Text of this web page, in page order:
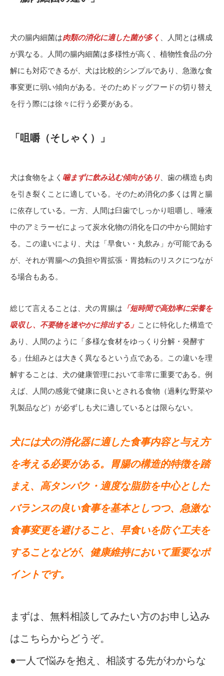
犬の腸内細菌は肉類の消化に適した菌が多く
、人間とは構成
が異なる。人間の腸内細菌は多様性が高く、植物性食品の分
解にも対応できるが、犬は比較的シンプルであり、急激な食
事変更に弱い傾向がある。そのためドッグフードの切り替え
を行う際には徐々に行う必要がある。
「咀嚼（そしゃく）」
犬は食物をよく 噛まずに飲み込む傾向があり 、歯の構造も肉
を引き裂くことに適している。そのため消化の多くは胃と腸
に依存している。一方、人間は臼歯でしっかり咀嚼し、唾液
中のアミラーゼによって炭水化物の消化を口の中から開始す
る。この違いにより、犬は「早食い・丸飲み」が可能である
が、それが胃腸への負担や胃拡張・胃捻転のリスクにつなが
る場合もある。
総じて言えることは、犬の胃腸は 「短時間で高効率に栄養を
吸収し、不要物を速やかに排出する」 ことに特化した構造で
あり、人間のように「多様な食材をゆっくり分解・発酵す
る」仕組みとは大きく異なるという点である。この違いを理
解することは、犬の健康管理において非常に重要である。例
えば、人間の感覚で健康に良いとされる食物（過剰な野菜や
乳製品など）が必ずしも犬に適しているとは限らない。
犬には犬の消化器に適した食事内容と与え方
を考える必要がある。胃腸の構造的特徴を踏
まえ、高タンパク・適度な脂肪を中心とした
バランスの良い食事を基本としつつ、急激な
食事変更を避けること、早食いを防ぐ工夫を
することなどが、健康維持において重要なポ
イントです。
まずは、無料相談してみたい方のお申し込み
はこちらからどうぞ。
●一人で悩みを抱え、相談する先がわからな